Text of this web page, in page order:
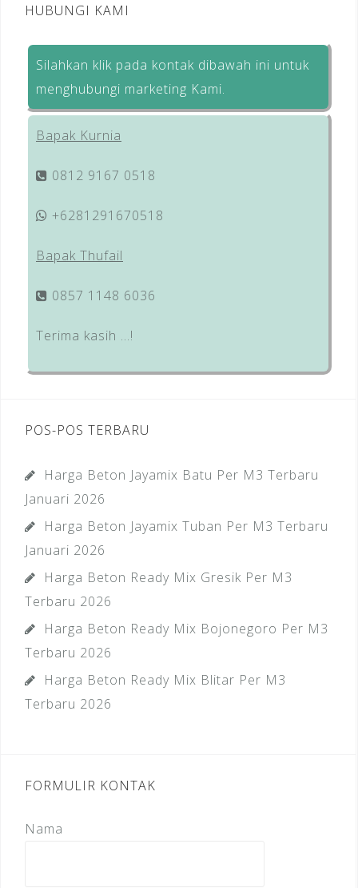
HUBUNGI KAMI
Silahkan klik pada kontak dibawah ini untuk
menghubungi marketing Kami.
Bapak Kurnia
0812 9167 0518
+6281291670518
Bapak Thufail
0857 1148 6036
Terima kasih …!
POS-POS TERBARU
Harga Beton Jayamix Batu Per M3 Terbaru
Januari 2026
Harga Beton Jayamix Tuban Per M3 Terbaru
Januari 2026
Harga Beton Ready Mix Gresik Per M3
Terbaru 2026
Harga Beton Ready Mix Bojonegoro Per M3
Terbaru 2026
Harga Beton Ready Mix Blitar Per M3
Terbaru 2026
FORMULIR KONTAK
Nama